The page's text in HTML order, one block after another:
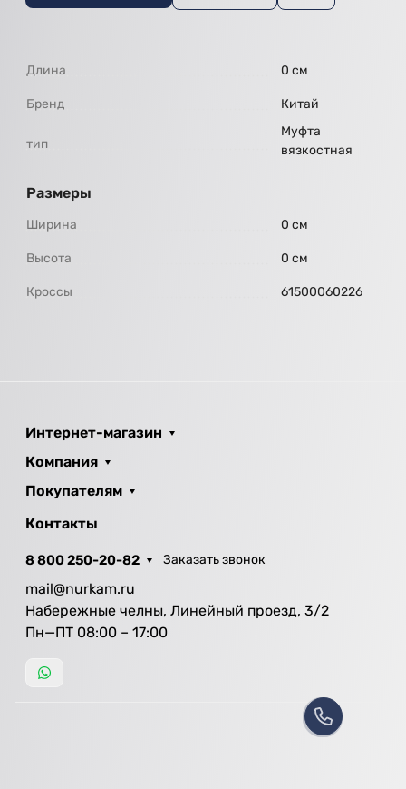
Длина 0 см
Бренд Китай
тип
Муфта
вязкостная
Размеры
Ширина 0 см
Высота 0 см
Кроссы 61500060226
Интернет-магазин
Компания
Покупателям
Контакты
8 800 250-20-82 Заказать звонок
mail@nurkam.ru
Набережные челны, Линейный проезд, 3/2
Пн—ПТ 08:00 – 17:00